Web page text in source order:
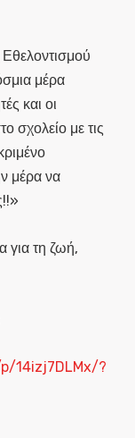
μέρα
και οι
σχολείο με τις
μέρα να
για τη ζωή,
14izj7DLMx/?